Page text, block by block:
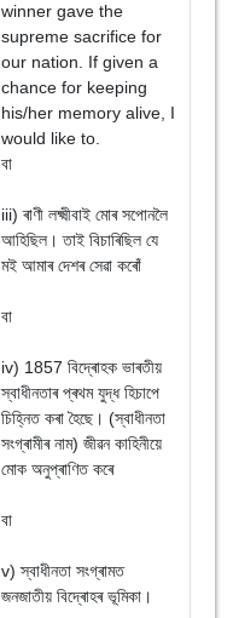
winner gave the
supreme sacrifice for
our nation. If given a
chance for keeping
his/her memory alive, I
would like to.
বা
iii) ৰাণী লক্ষ্মীবাই মোৰ সপোনলৈ
আহিছিল। তাই বিচাৰিছিল যে
মই আমাৰ দেশৰ সেৱা কৰোঁ
বা
iv) 1857 বিদ্ৰোহক ভাৰতীয়
স্বাধীনতাৰ প্ৰথম যুদ্ধ হিচাপে
চিহ্নিত কৰা হৈছে। (স্বাধীনতা
সংগ্ৰামীৰ নাম) জীৱন কাহিনীয়ে
মোক অনুপ্ৰাণিত কৰে
বা
v) স্বাধীনতা সংগ্ৰামত
জনজাতীয় বিদ্ৰোহৰ ভূমিকা।